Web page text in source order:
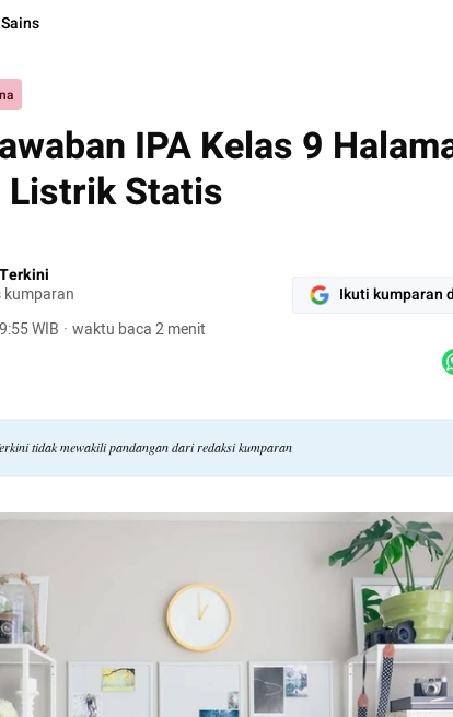
IPA Kelas 9
Statis
kumparan
WIB · waktu baca 2 menit
Ikuti kumparan
tidak mewakili pandangan dari redaksi kumparan